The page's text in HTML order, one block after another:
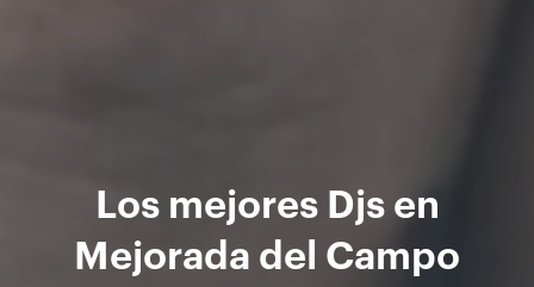
Los mejores Djs en
Mejorada del Campo